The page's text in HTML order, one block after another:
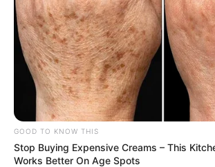
GOOD TO KNOW THIS
Stop Buying Expensive Creams – This
Works Better On Age Spots